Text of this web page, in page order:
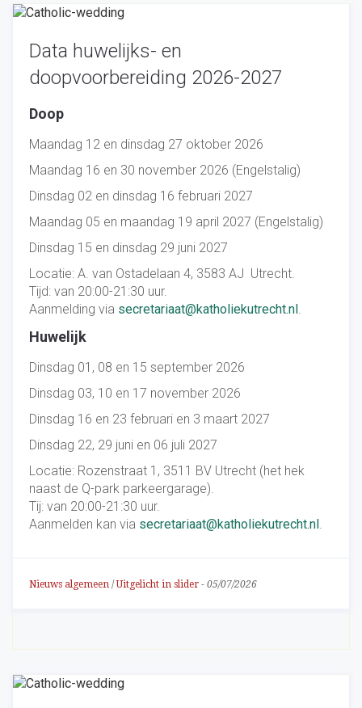
Data huwelijks- en
doopvoorbereiding 2026-2027
Doop
Maandag 12 en dinsdag 27 oktober 2026
Maandag 16 en 30 november 2026 (Engelstalig)
Dinsdag 02 en dinsdag 16 februari 2027
Maandag 05 en maandag 19 april 2027 (Engelstalig)
Dinsdag 15 en dinsdag 29 juni 2027
Locatie: A. van Ostadelaan 4, 3583 AJ Utrecht.
Tijd: van 20:00-21:30 uur.
Aanmelding via secretariaat@katholiekutrecht.nl.
Huwelijk
Dinsdag 01, 08 en 15 september 2026
Dinsdag 03, 10 en 17 november 2026
Dinsdag 16 en 23 februari en 3 maart 2027
Dinsdag 22, 29 juni en 06 juli 2027
Locatie: Rozenstraat 1, 3511 BV Utrecht (het hek
naast de Q-park parkeergarage).
Tij: van 20:00-21:30 uur.
Aanmelden kan via secretariaat@katholiekutrecht.nl.
Nieuws algemeen /Uitgelicht in slider - 05/07/2026